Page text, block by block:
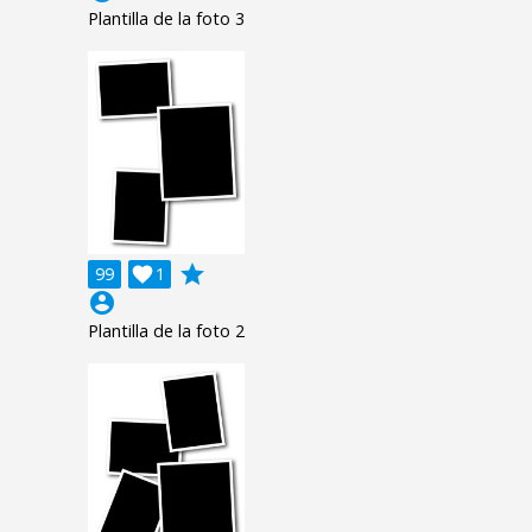
Plantilla de la foto 3
99 1

grade
account_circle
Plantilla de la foto 2